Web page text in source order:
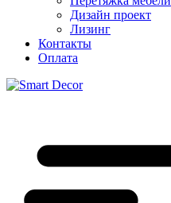
Дизайн проект
Лизинг
Контакты
Оплата